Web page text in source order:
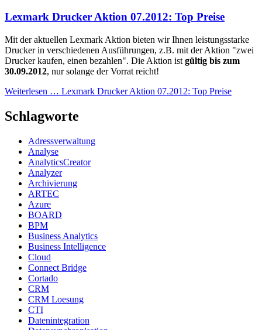
Lexmark Drucker Aktion 07.2012: Top Preise
Mit der aktuellen Lexmark Aktion bieten wir Ihnen leistungsstarke
Drucker in verschiedenen Ausführungen, z.B. mit der Aktion "zwei
Drucker kaufen, einen bezahlen". Die Aktion ist gültig bis zum
30.09.2012, nur solange der Vorrat reicht!
Weiterlesen … Lexmark Drucker Aktion 07.2012: Top Preise
Schlagworte
Adressverwaltung
Analyse
AnalyticsCreator
Analyzer
Archivierung
ARTEC
Azure
BOARD
BPM
Business Analytics
Business Intelligence
Cloud
Connect Bridge
Cortado
CRM
CRM Loesung
CTI
Datenintegration